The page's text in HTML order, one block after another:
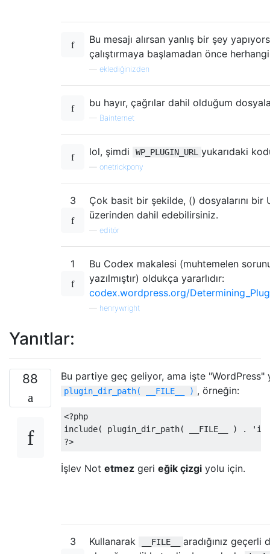
Bu mesajı alırsan yanlış bir şey
çalıştırmaya başlamadan önce
eklediğinizden
bu hayır, çağrılar dahil olduğum
— Bainternet
lol, şimdi WP_PLUGIN_URL yukarıdaki
onetrickpony
3
Çok basit bir şekilde, () dosyalarını
üzerinden dahil edebilirsiniz.
editör
1
Bu Codex makalesi (muhtemelen
yazılmıştır) oldukça yararlıdır:
codex.wordpress.org/
henrywright
Yanıtlar:
88 Bu partiye geç geliyor, ama işte "WordPress"
plugin_dir_path( __FILE__ ) , örneğin:
<?php
include( plugin_dir_path( __FILE__ ) .
?>
İşlev Not etmez geri eğik çizgi yolu için.
3 Kullanarak __FILE__
aradığınız geçerli